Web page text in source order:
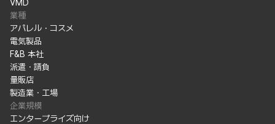
VMD
業種
アパレル・コスメ
電気製品
F&B 本社
派遣・請負
量販店
製造業・工場
企業規模
エンタープライズ向け